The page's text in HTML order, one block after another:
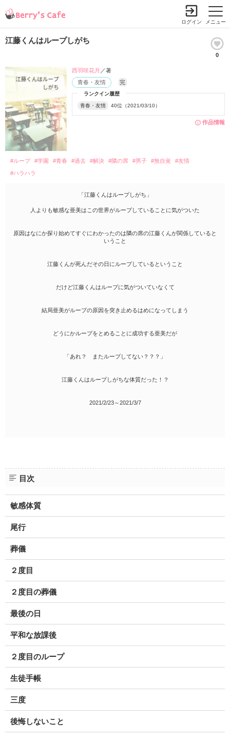
メニュー
ログイン
江藤くんはループしがち
0
作品情報
ランクイン履歴
青春・友情 40位（2021/03/10）
青春・友情 完
西羽咲花月 ／著
#ループ #学園 #青春 #過去 #解決 #隣の席 #男子 #無自覚
#友情
#ハラハラ
「江藤くんはループしがち」
人よりも敏感な亜美はこの世界がループしていることに気がついた
原因はなにか探り始めてすぐにわかったのは隣の席の江藤くんが関係していると
いうこと
江藤くんが死んだその日にループしているということ
だけど江藤くんはループに気がついていなくて
結局亜美がループの原因を突き止めるはめになってしまう
どうにかループをとめることに成功する亜美だが
「あれ？ またループしてない？？？」
江藤くんはループしがちな体質だった！？
2021/2/23～2021/3/7
目次
敏感体質
尾行
葬儀
２度目
２度目の葬儀
最後の日
平和な放課後
２度目のループ
生徒手帳
三度
後悔しないこと